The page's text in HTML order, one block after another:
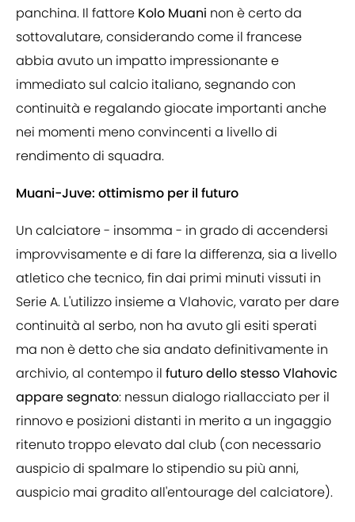
panchina. Il fattore Kolo Muani non è certo da
sottovalutare, considerando come il francese
abbia avuto un impatto impressionante e
immediato sul calcio italiano, segnando con
continuità e regalando giocate importanti anche
nei momenti meno convincenti a livello di
rendimento di squadra.
Muani-Juve: ottimismo per il futuro
Un calciatore - insomma - in grado di accendersi
improvvisamente e di fare la differenza, sia a livello
atletico che tecnico, fin dai primi minuti vissuti in
Serie A. L'utilizzo insieme a Vlahovic, varato per dare
continuità al serbo, non ha avuto gli esiti sperati
ma non è detto che sia andato definitivamente in
archivio, al contempo il futuro dello stesso Vlahovic
appare segnato: nessun dialogo riallacciato per il
rinnovo e posizioni distanti in merito a un ingaggio
ritenuto troppo elevato dal club (con necessario
auspicio di spalmare lo stipendio su più anni,
auspicio mai gradito all'entourage del calciatore).